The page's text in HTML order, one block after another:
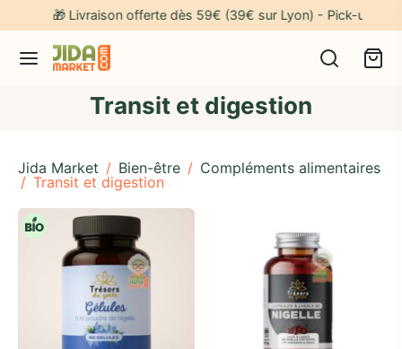
🎁 Livraison offerte dès 59€ (39€ sur Lyon) - Pick-up gratuit
Transit et digestion
Jida Market / Bien-être / Compléments alimentaires
/ Transit et digestion